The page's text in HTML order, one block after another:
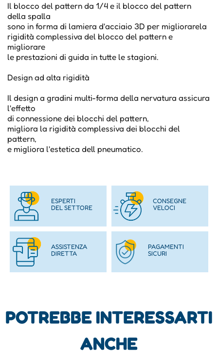
Il blocco del pattern da 1/4 e il blocco del pattern
della spalla
sono in forma di lamiera d'acciaio 3D per migliorarela
rigidità complessiva del blocco del pattern e
migliorare
le prestazioni di guida in tutte le stagioni.
Design ad alta rigidità
Il design a gradini multi-forma della nervatura assicura
l'effetto
di connessione dei blocchi del pattern,
migliora la rigidità complessiva dei blocchi del
pattern,
e migliora l'estetica dell pneumatico.
ESPERTI
DEL SETTORE
CONSEGNE
VELOCI
ASSISTENZA
DIRETTA
PAGAMENTI
SICURI
POTREBBE INTERESSARTI
ANCHE